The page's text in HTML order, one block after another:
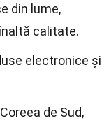
din lume,
calitate.
electronice și
de Sud,